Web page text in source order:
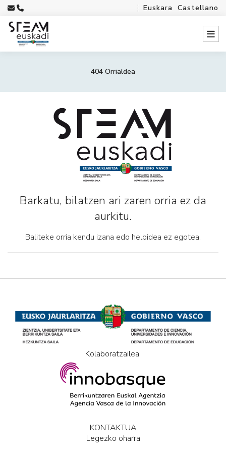
Euskara Castellano
404 Orrialdea
Barkatu, bilatzen ari zaren orria ez da
aurkitu.
Baliteke orria kendu izana edo helbidea ez egotea.
Kolaboratzailea:
KONTAKTUA
Legezko oharra